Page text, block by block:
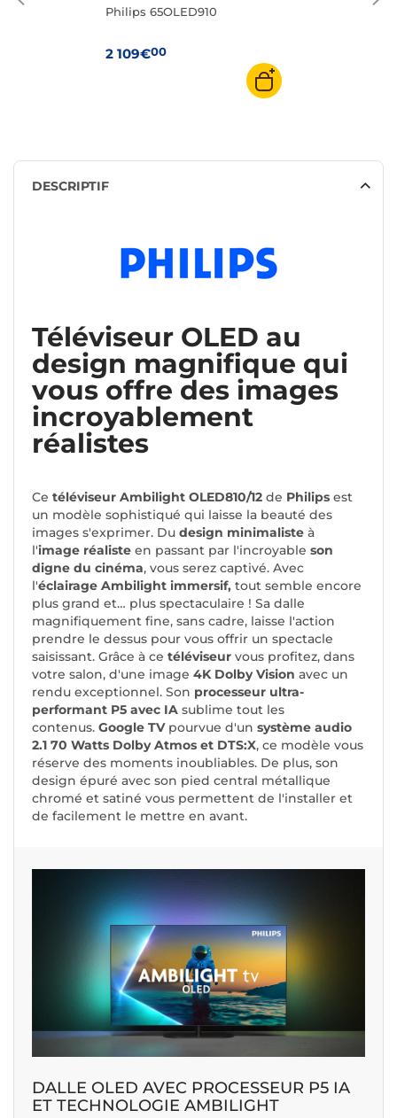
Philips 65OLED910
2 109€00
DESCRIPTIF
Téléviseur OLED au
design magnifique qui
vous offre des images
incroyablement
réalistes
Ce téléviseur Ambilight OLED810/12 de Philips est
un modèle sophistiqué qui laisse la beauté des
images s'exprimer. Du design minimaliste à
l'image réaliste en passant par l'incroyable son
digne du cinéma, vous serez captivé. Avec
l'éclairage Ambilight immersif, tout semble encore
plus grand et… plus spectaculaire ! Sa dalle
magnifiquement fine, sans cadre, laisse l'action
prendre le dessus pour vous offrir un spectacle
saisissant. Grâce à ce téléviseur vous profitez, dans
votre salon, d'une image 4K Dolby Vision avec un
rendu exceptionnel. Son processeur ultra-
performant P5 avec IA sublime tout les
contenus. Google TV pourvue d'un système audio
2.1 70 Watts Dolby Atmos et DTS:X, ce modèle vous
réserve des moments inoubliables. De plus, son
design épuré avec son pied central métallique
chromé et satiné vous permettent de l'installer et
de facilement le mettre en avant.
DALLE OLED AVEC PROCESSEUR P5 IA
ET TECHNOLOGIE AMBILIGHT